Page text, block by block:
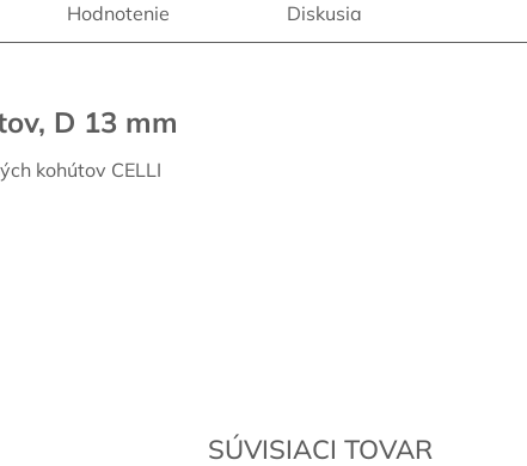
SÚVISIACI TOVAR
Hodnotenie Diskusia
D 13 mm
kohútov CELLI